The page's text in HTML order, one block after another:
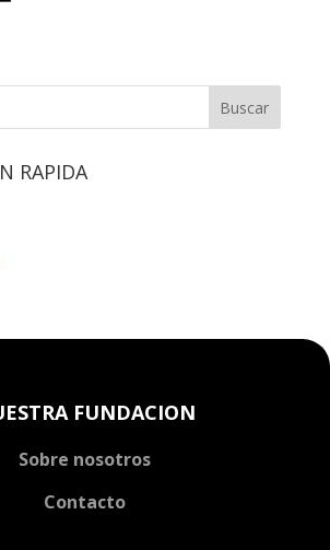
RAPIDA
FUNDACION
Sobre nosotros
Contacto